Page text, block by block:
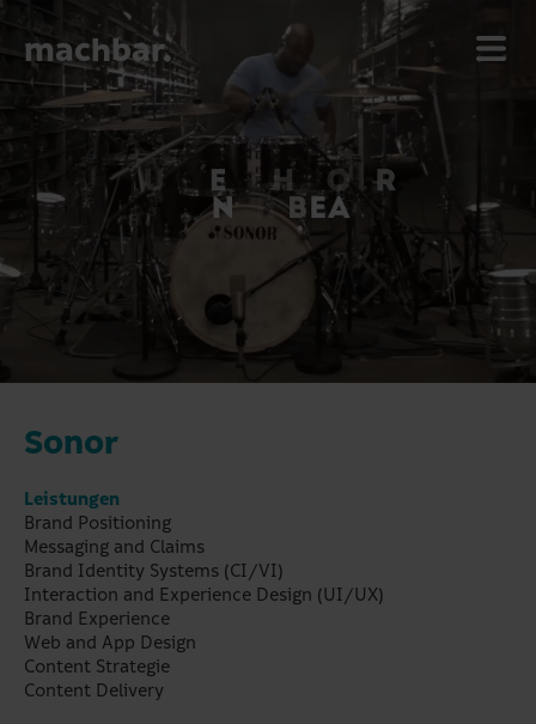
machbar.
Sonor
Leistungen
Brand Positioning
Messaging and Claims
Brand Identity Systems (CI/VI)
Interaction and Experience Design (UI/UX)
Brand Experience
Web and App Design
Content Strategie
Content Delivery